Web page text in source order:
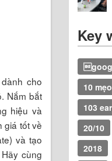
cho
Nắm bắt
hiệu và
giá tốt về
và tạo
cùng
Key
10 mẹo
103
20/10
2018